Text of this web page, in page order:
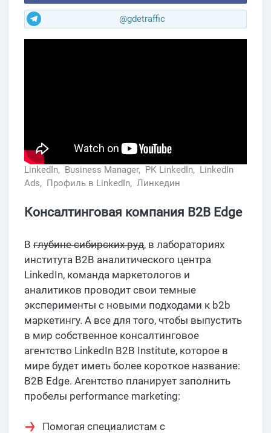
@gdetraffic
LinkedIn, Business Manager, РК LinkedIn, LinkedIn
Ads, Профиль в LinkedIn, Линкедин
Консалтинговая компания B2B Edge
В глубине сибирских руд, в лабораториях
института B2B аналитического центра
LinkedIn, команда маркетологов и
аналитиков проводит свои темные
эксперименты с новыми подходами к b2b
маркетингу. А все для того, чтобы выпустить
в мир собственное консалтинговое
агентство LinkedIn B2B Institute, которое в
мире будет иметь более короткое название:
B2B Edge. Агентство планирует заполнить
пробелы performance marketing:
Помогая специалистам с